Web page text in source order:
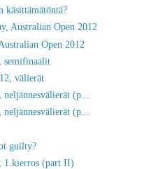
käsittämätöntä?
Australian Open 2012
Open 2012
semifinaalit
välierät
(p...
neljännesvälierät (p...
guilty?
1.kierros (part II)